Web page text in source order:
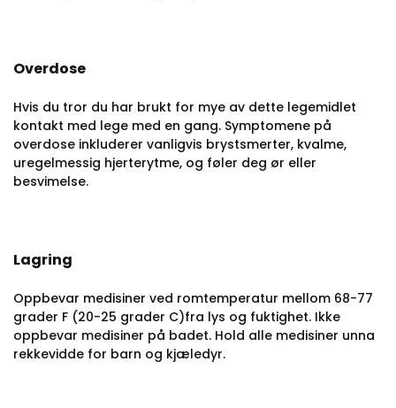
Overdose
Hvis du tror du har brukt for mye av dette legemidlet
kontakt med lege med en gang. Symptomene på
overdose inkluderer vanligvis brystsmerter, kvalme,
uregelmessig hjerterytme, og føler deg ør eller
besvimelse.
Lagring
Oppbevar medisiner ved romtemperatur mellom 68-77
grader F (20-25 grader C)fra lys og fuktighet. Ikke
oppbevar medisiner på badet. Hold alle medisiner unna
rekkevidde for barn og kjæledyr.